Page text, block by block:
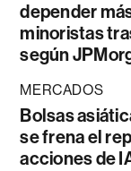
depender
minoristas
según
MERCADOS
Bolsas
se frena el
acciones de